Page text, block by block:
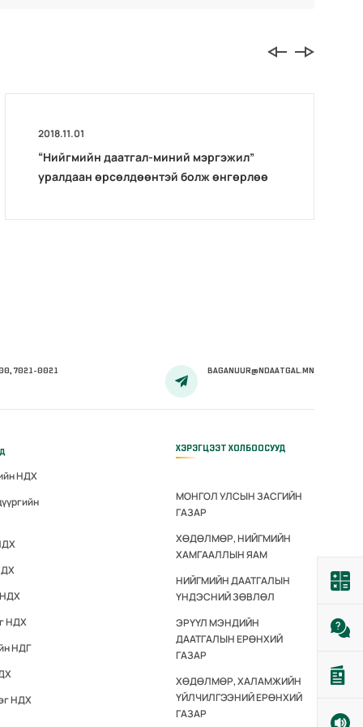
2018.11.01
“Нийгмийн даатгал-миний мэргэжил”
уралдаан өрсөлдөөнтэй болж өнгөрлөө
7021-0021 BAGANUUR@NDAATGAL.MN
НДХ
НДХ
НДХ
НДГ
НДХ
ХЭРЭГЦЭЭТ ХОЛБООСУУД
МОНГОЛ УЛСЫН ЗАСГИЙН
ГАЗАР
ХӨДӨЛМӨР, НИЙГМИЙН
ХАМГААЛЛЫН ЯАМ
НИЙГМИЙН ДААТГАЛЫН
ҮНДЭСНИЙ ЗӨВЛӨЛ
ЭРҮҮЛ МЭНДИЙН
ДААТГАЛЫН ЕРӨНХИЙ
ГАЗАР
ХӨДӨЛМӨР, ХАЛАМЖИЙН
ҮЙЛЧИЛГЭЭНИЙ ЕРӨНХИЙ
ГАЗАР